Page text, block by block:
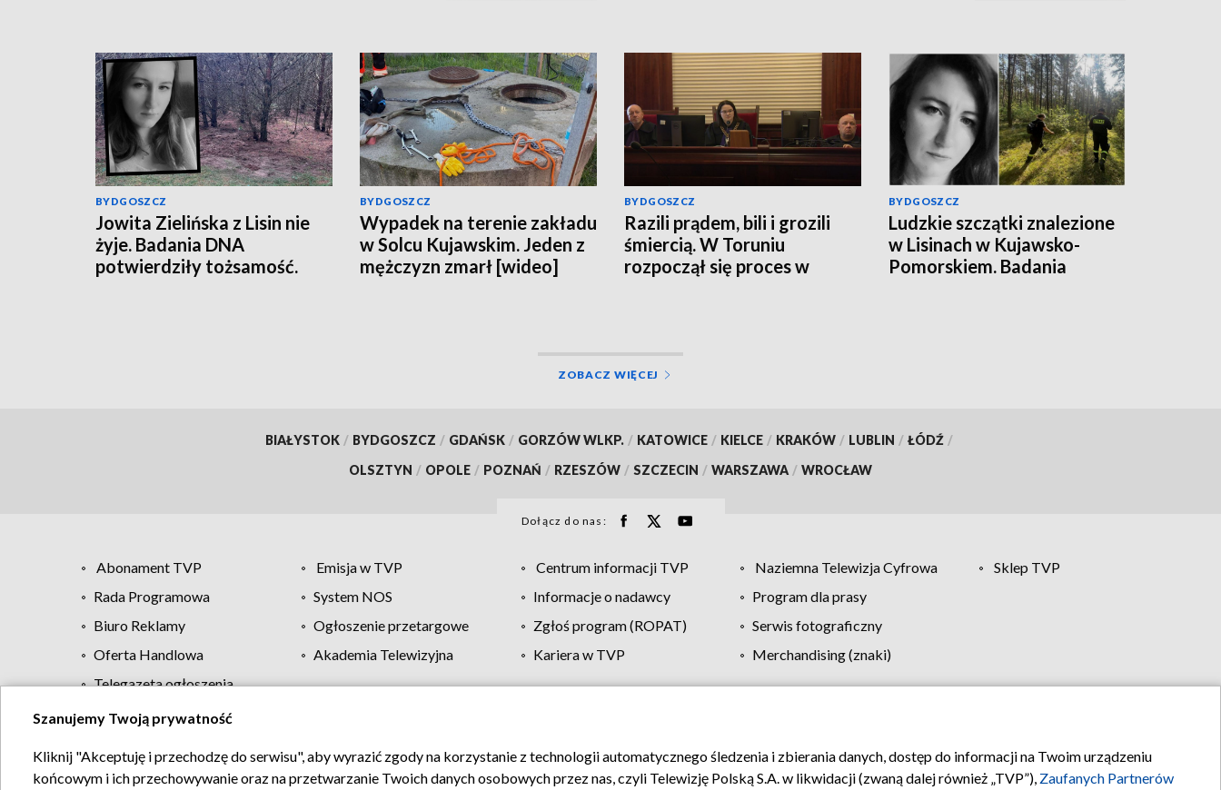
BYDGOSZCZ
Jowita Zielińska z Lisin nie
żyje. Badania DNA
potwierdziły tożsamość.
BYDGOSZCZ
Wypadek na terenie zakładu
w Solcu Kujawskim. Jeden z
mężczyzn zmarł [wideo]
BYDGOSZCZ
Razili prądem, bili i grozili
śmiercią. W Toruniu
rozpoczął się proces w
BYDGOSZCZ
Ludzkie szczątki znalezione
w Lisinach w Kujawsko-
Pomorskiem. Badania
ZOBACZ WIĘCEJ
BIAŁYSTOK / BYDGOSZCZ / GDAŃSK / GORZÓW WLKP. / KATOWICE / KIELCE / KRAKÓW / LUBLIN / ŁÓDŹ /
OLSZTYN / OPOLE / POZNAŃ / RZESZÓW / SZCZECIN / WARSZAWA / WROCŁAW
Dołącz do nas:
Abonament TVP Emisja w TVP Centrum informacji TVP Naziemna Telewizja Cyfrowa
Sklep TVP
Rada Programowa
System NOS Informacje o nadawcy
Program dla prasy
Biuro Reklamy
Ogłoszenie przetargowe Zgłoś program (ROPAT)
Serwis fotograficzny
Oferta Handlowa
Akademia Telewizyjna Kariera w TVP
Merchandising (znaki)
Telegazeta ogłoszenia
Regulamin TVP Polityka prywatności Moje zgody Pomoc Biuro reklamy Kontakt
Szanujemy Twoją prywatność
Kliknij "Akceptuję i przechodzę do serwisu", aby wyrazić zgody na korzystanie z technologii automatycznego śledzenia i zbierania danych, dostęp do informacji na Twoim urządzeniu
końcowym i ich przechowywanie oraz na przetwarzanie Twoich danych osobowych przez nas, czyli Telewizję Polską S.A. w likwidacji (zwaną dalej również „TVP”), Zaufanych Partnerów